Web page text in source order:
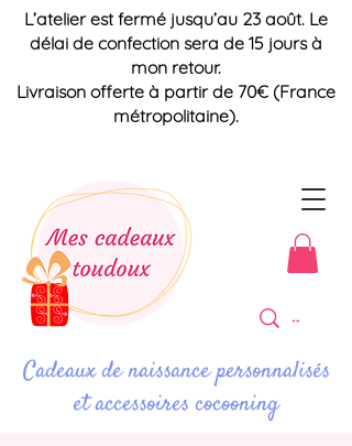
Cadeaux de naissance personnalisés
et accessoires cocooning
L’atelier est fermé jusqu’au 23 août. Le
délai de confection sera de 15 jours à
mon retour.
Livraison offerte à partir de 70€ (France
métropolitaine).